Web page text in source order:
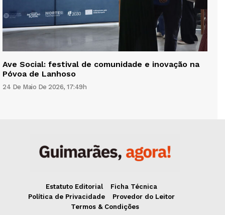
Ave Social: festival de comunidade e inovação na
Póvoa de Lanhoso
24 De Maio De 2026, 17:49h
Estatuto Editorial
Ficha Técnica
Política de Privacidade
Provedor do Leitor
Termos & Condições